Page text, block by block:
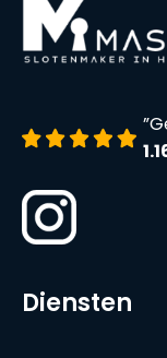
Diensten